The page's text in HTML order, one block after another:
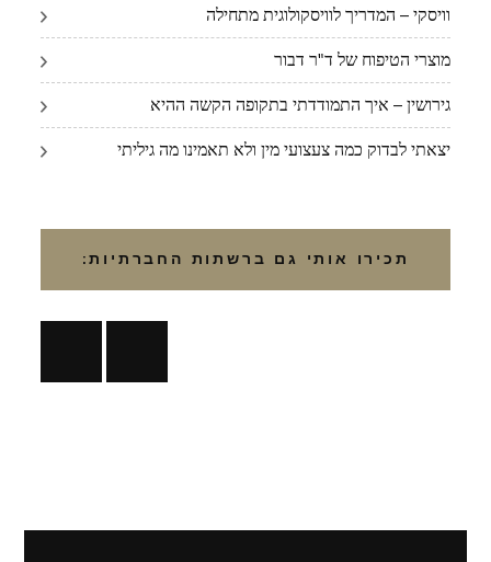
וויסקי – המדריך לוויסקולוגית מתחילה
מוצרי הטיפוח של ד"ר דבור
גירושין – איך התמודדתי בתקופה הקשה ההיא
יצאתי לבדוק כמה צעצועי מין ולא תאמינו מה גיליתי
תכירו אותי גם ברשתות החברתיות: